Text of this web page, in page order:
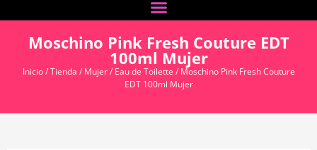
Moschino Pink Fresh Couture EDT
100ml Mujer
Inicio/Tienda / Mujer/ Eau de Toilette / Moschino Pink Fresh Couture
EDT 100ml Mujer